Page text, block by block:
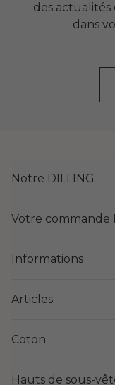
des
dans
Notre DILLING
Votre commande
Informations
Articles
Coton
Hauts de sous-